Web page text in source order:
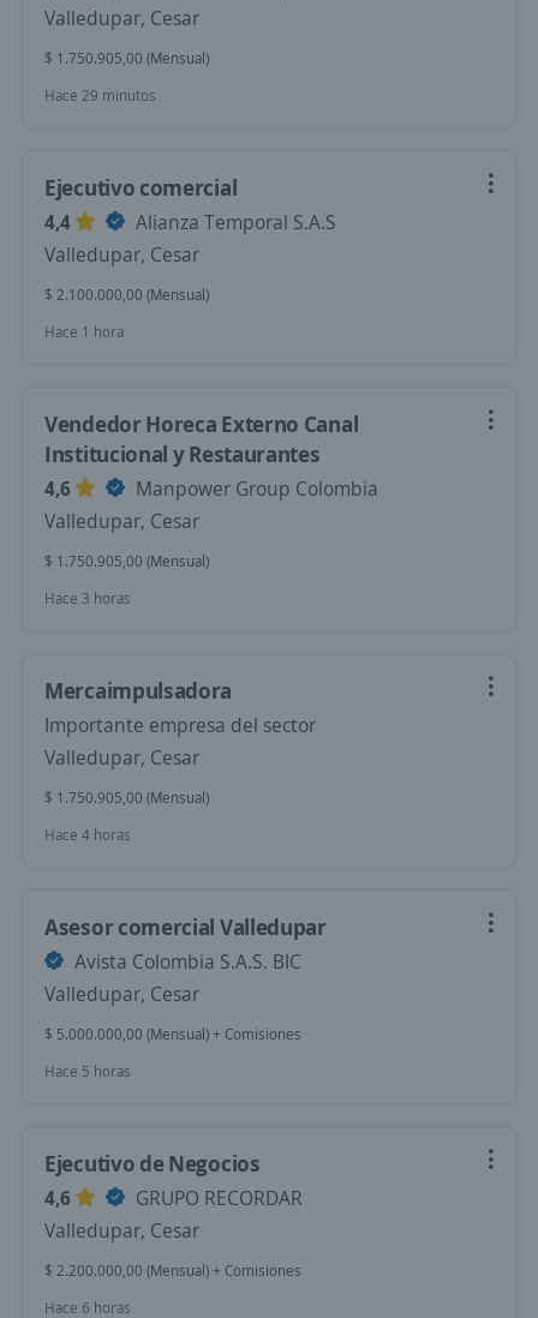
Valledupar, Cesar
$ 1.750.905,00 (Mensual)
Hace 29 minutos
Ejecutivo comercial
4,4
Alianza Temporal S.A.S
Valledupar, Cesar
$ 2.100.000,00 (Mensual)
Hace 1 hora
Vendedor Horeca Externo Canal
Institucional y Restaurantes
4,6
Manpower Group Colombia
Valledupar, Cesar
$ 1.750.905,00 (Mensual)
Hace 3 horas
Mercaimpulsadora
Importante empresa del sector
Valledupar, Cesar
$ 1.750.905,00 (Mensual)
Hace 4 horas
Asesor comercial Valledupar
Avista Colombia S.A.S. BIC
Valledupar, Cesar
$ 5.000.000,00 (Mensual) + Comisiones
Hace 5 horas
Ejecutivo de Negocios
4,6
GRUPO RECORDAR
Valledupar, Cesar
$ 2.200.000,00 (Mensual) + Comisiones
Hace 6 horas